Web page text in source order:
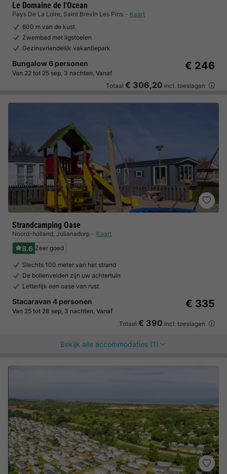
Le Domaine de l'Ocean
Pays De La Loire, Saint Brevin Les Pins
Kaart
600 m van de kust
Zwembad met ligstoelen
Gezinsvriendelijk vakantiepark
Bungalow 6 personen
Van 22 tot 25 sep, 3 nachten, Vanaf
€ 246
Totaal € 306,20 incl. toeslagen
Strandcamping Oase
Noord-holland, Julianadorp Kaart
8.6 Zeer goed
Slechts 100 meter van het strand
De bollenvelden zijn uw achtertuin
Letterlijk een oase van rust
Stacaravan 4 personen
Van 25 tot 28 sep, 3 nachten, Vanaf
€ 335
Totaal € 390 incl. toeslagen
Bekijk alle accommodaties (1)